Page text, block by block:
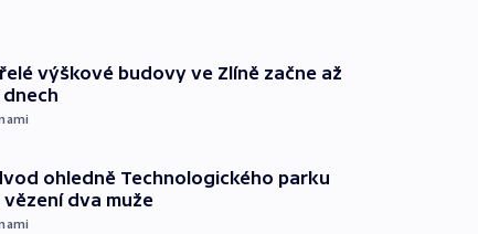
výškové budovy ve Zlíně začne až
ohledně Technologického parku
dva muže